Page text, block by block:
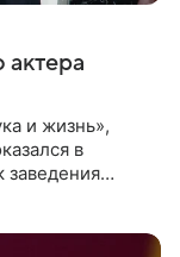
актера
и жизнь»,
в
заведения